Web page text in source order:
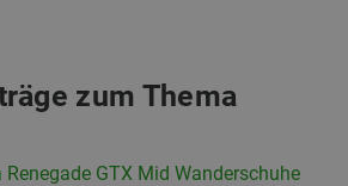
zum Thema
Renegade GTX Mid Wanderschuhe